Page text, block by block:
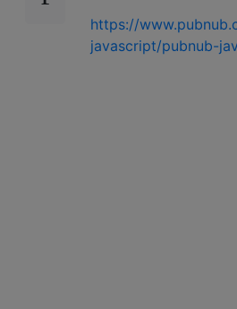
https://
javascript/pubnub-